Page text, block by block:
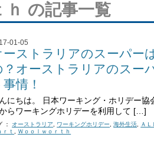
ｈ の記事一覧
01-05
ーストラリアのスーパー
？オーストラリアのスー
事情！
にちは。 日本ワーキング・ホリデー
らワーキングホリデーを利用して […]
： オーストラリア, ワーキングホリデー,海外生活, ＡＬ
ｒｔ , Ｗｏｏｌｗｏｒｔｈ